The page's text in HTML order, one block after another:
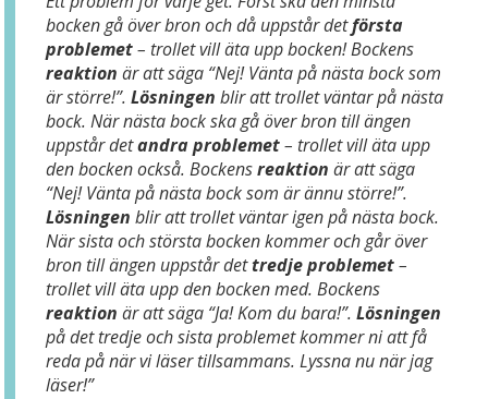
bocken gå över bron och då uppstår detförsta
problemet– trollet vill äta upp bocken! Bockens
reaktion är att säga “Nej! Vänta på nästa bock som
är större!”. Lösningen blir att trollet väntar på nästa
bock. När nästa bock ska gå över bron till ängen
uppstår detandra problemet– trollet vill äta upp
den bocken också. Bockensreaktion är att säga
“Nej! Vänta på nästa bock som är ännu större!”.
Lösningen blir att trollet väntar igen på nästa bock.
När sista och största bocken kommer och går över
bron till ängen uppstår dettredje problemet–
trollet vill äta upp den bocken med. Bockens
reaktion är att säga “Ja! Kom du bara!”. Lösningen
på det tredje och sista problemet kommer ni att få
reda på när vi läser tillsammans. Lyssna nu när jag
läser!”